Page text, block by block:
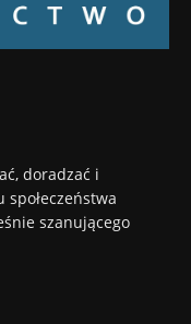
doradzać i
szanującego